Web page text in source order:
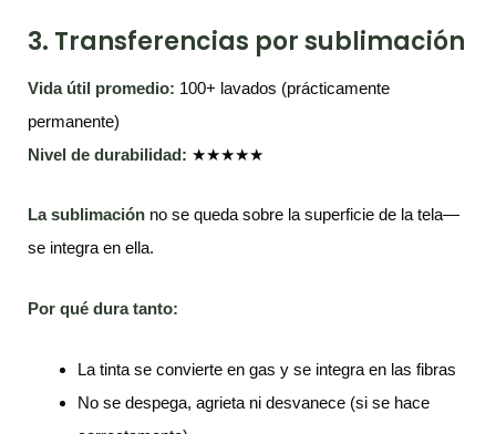
3. Transferencias por sublimación
Vida útil promedio: 100+ lavados (prácticamente
permanente)
Nivel de durabilidad: ★★★★★
La sublimación no se queda sobre la superficie de la tela—
se integra en ella.
Por qué dura tanto:
La tinta se convierte en gas y se integra en las fibras
No se despega, agrieta ni desvanece (si se hace